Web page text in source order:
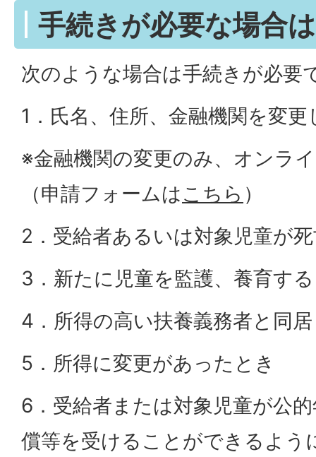
手続きが必要な場合は
次のような場合は手続きが必要
1．氏名、住所、金融機関を変
※金融機関の変更のみ、オンラ
（申請フォームはこちら ）
2．受給者あるいは対象児童が
3．新たに児童を監護、養育す
4．所得の高い扶養義務者と同
5．所得に変更があったとき
6．受給者または対象児童が公
償等を受けることができるよう